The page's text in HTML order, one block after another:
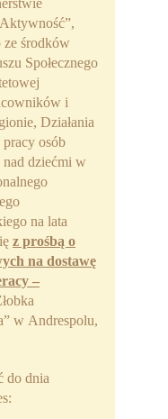
ze środków
Społecznego
i
Działania
osób
nad dziećmi w
na lata
z prośbą o
na dostawę
–
w Andrespolu,
do dnia